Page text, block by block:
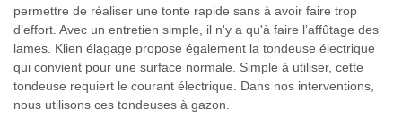
permettre de réaliser une tonte rapide sans à avoir faire trop
d’effort. Avec un entretien simple, il n'y a qu'à faire l’affûtage des
lames. Klien élagage propose également la tondeuse électrique
qui convient pour une surface normale. Simple à utiliser, cette
tondeuse requiert le courant électrique. Dans nos interventions,
nous utilisons ces tondeuses à gazon.